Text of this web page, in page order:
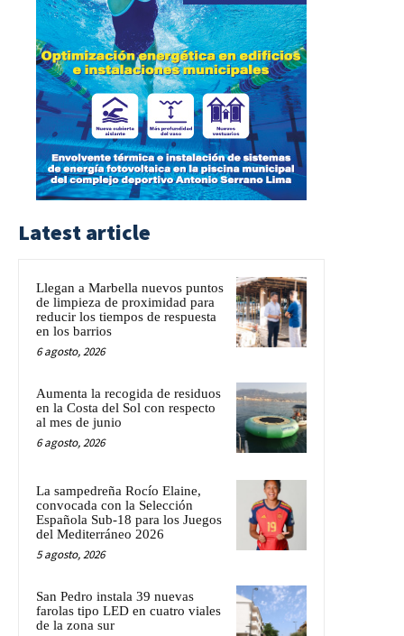
Latest article
Llegan a Marbella nuevos puntos
de limpieza de proximidad para
reducir los tiempos de respuesta
en los barrios
6 agosto, 2026
Aumenta la recogida de residuos
en la Costa del Sol con respecto
al mes de junio
6 agosto, 2026
La sampedreña Rocío Elaine,
convocada con la Selección
Española Sub-18 para los Juegos
del Mediterráneo 2026
5 agosto, 2026
San Pedro instala 39 nuevas
farolas tipo LED en cuatro viales
de la zona sur